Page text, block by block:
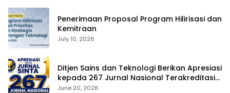
Penerimaan Proposal Program Hilirisasi dan
Kemitraan
July 10, 2026
Ditjen Sains dan Teknologi Berikan Apresiasi
kepada 267 Jurnal Nasional Terakreditasi
SINTA 1
June 20, 2026